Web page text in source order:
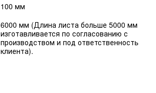
100 мм
6000 мм (Длина листа больше 5000 мм
изготавливается по согласованию с
производством и под ответственность
клиента).